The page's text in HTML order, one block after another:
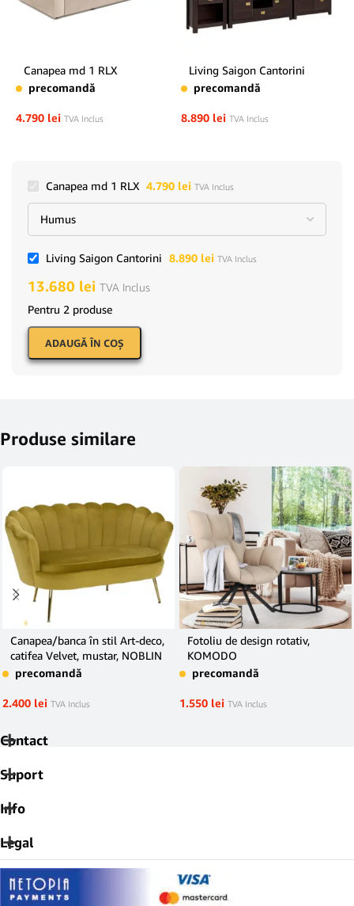
Canapea md 1 RLX
precomandă
4.790 lei TVA Inclus
Living Saigon Cantorini
precomandă
8.890 lei TVA Inclus
Canapea md 1 RLX 4.790 lei TVA Inclus
Living Saigon Cantorini 8.890 lei TVA Inclus
13.680 lei TVA Inclus
Pentru 2 produse
ADAUGĂ ÎN COŞ
Produse similare
Canapea/banca în stil Art-deco,
catifea Velvet, mustar, NOBLIN
precomandă
2.400 lei TVA Inclus
Fotoliu de design rotativ,
KOMODO
precomandă
1.550 lei TVA Inclus
Contact
Suport
Info
Legal